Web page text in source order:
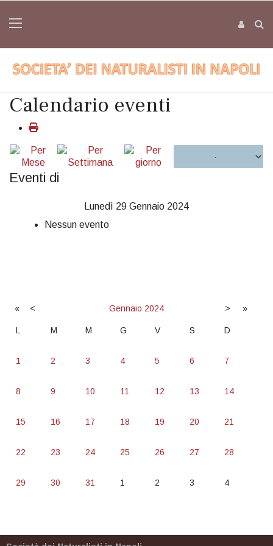
Calendario eventi
Eventi di
Lunedì 29 Gennaio 2024
Nessun evento
« < Gennaio 2024 > »
L M M G V S D
1 2 3 4 5 6 7
8 9 10 11 12 13 14
15 16 17 18 19 20 21
22 23 24 25 26 27 28
29 30 31 1 2 3 4